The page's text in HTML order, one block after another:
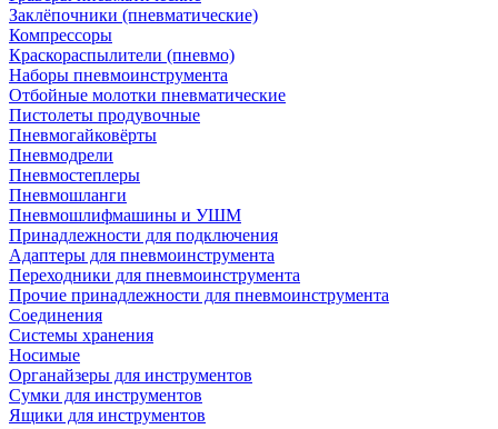
Заклёпочники (пневматические)
Компрессоры
Краскораспылители (пневмо)
Наборы пневмоинструмента
Отбойные молотки пневматические
Пистолеты продувочные
Пневмогайковёрты
Пневмодрели
Пневмостеплеры
Пневмошланги
Пневмошлифмашины и УШМ
Принадлежности для подключения
Адаптеры для пневмоинструмента
Переходники для пневмоинструмента
Прочие принадлежности для пневмоинструмента
Соединения
Системы хранения
Носимые
Органайзеры для инструментов
Сумки для инструментов
Ящики для инструментов